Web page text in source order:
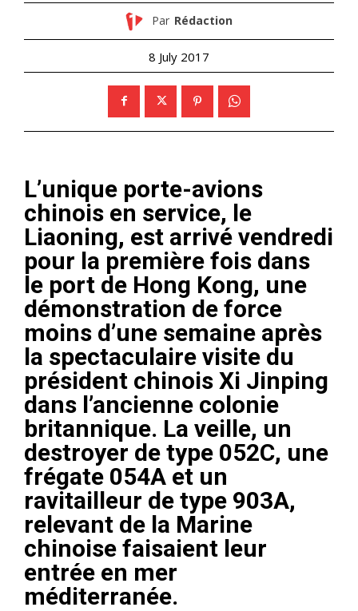
Par Rédaction
8 July 2017
L’unique porte-avions
chinois en service, le
Liaoning, est arrivé vendredi
pour la première fois dans
le port de Hong Kong, une
démonstration de force
moins d’une semaine après
la spectaculaire visite du
président chinois Xi Jinping
dans l’ancienne colonie
britannique. La veille, un
destroyer de type 052C, une
frégate 054A et un
ravitailleur de type 903A,
relevant de la Marine
chinoise faisaient leur
entrée en mer
méditerranée.